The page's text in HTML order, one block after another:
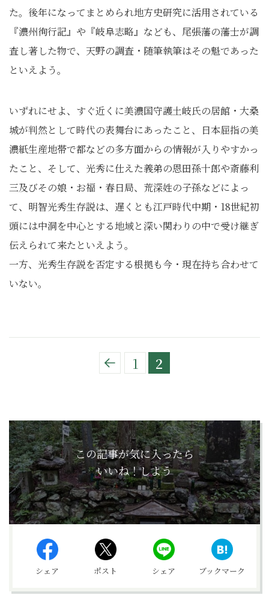
た。後年になってまとめられ地方史研究に活用されている
『濃州徇行記』や『岐阜志略』なども、尾張藩の藩士が調
査し著した物で、天野の調査・随筆執筆はその魁であった
といえよう。
いずれにせよ、すぐ近くに美濃国守護土岐氏の居館・大桑
城が判然として時代の表舞台にあったこと、日本屈指の美
濃紙生産地帯で都などの多方面からの情報が入りやすかっ
たこと、そして、光秀に仕えた義弟の恩田孫十郎や斎藤利
三及びその娘・お福・春日局、荒深姓の子孫などによっ
て、明智光秀生存説は、遅くとも江戸時代中期・18世紀初
頭には中洞を中心とする地域と深い関わりの中で受け継ぎ
伝えられて来たといえよう。
一方、光秀生存説を否定する根拠も今・現在持ち合わせて
いない。
1 2
この記事が気に入ったら
いいね！しよう
シェア ポスト シェア ブックマーク